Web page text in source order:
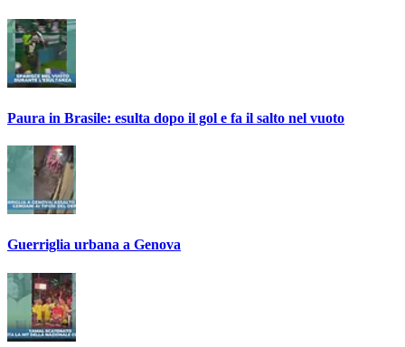
Paura in Brasile: esulta dopo il gol e fa il salto nel vuoto
Guerriglia urbana a Genova